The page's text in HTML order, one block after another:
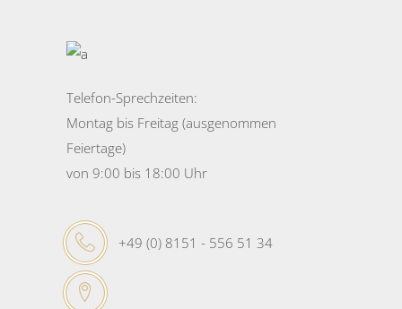
Telefon-Sprechzeiten:
Montag bis Freitag (ausgenommen
Feiertage)
von 9:00 bis 18:00 Uhr
+49 (0) 8151 - 556 51 34